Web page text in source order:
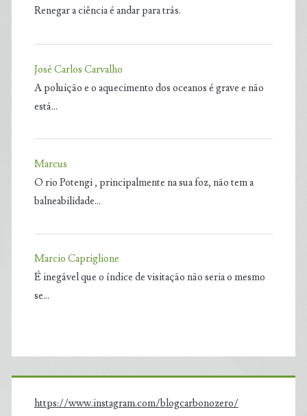
Renegar a ciência é andar para trás.
José Carlos Carvalho
A poluição e o aquecimento dos oceanos é grave e não
está…
Marcus
O rio Potengi , principalmente na sua foz, não tem a
balneabilidade…
Marcio Capriglione
É inegável que o índice de visitação não seria o mesmo
se…
https://www.instagram.com/blogcarbonozero/